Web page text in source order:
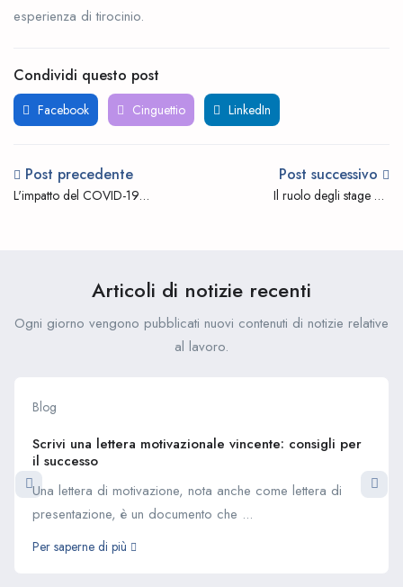
esperienza di tirocinio.
Condividi questo post
Facebook Cinguettio LinkedIn
Post precedente
L'impatto del COVID-19
Post successivo
Il ruolo degli stage nel
Articoli di notizie recenti
Ogni giorno vengono pubblicati nuovi contenuti di notizie relative
al lavoro.
Blog
Scrivi una lettera motivazionale vincente: consigli per
il successo
Una lettera di motivazione, nota anche come lettera di
presentazione, è un documento che ...
Per saperne di più